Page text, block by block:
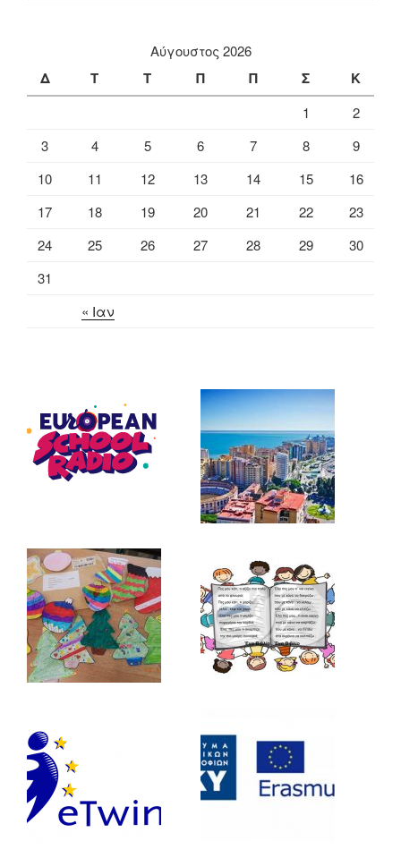
Αύγουστος 2026
Δ Τ Τ Π Π Σ Κ
« Ιαν
1
2
3
4 5 6 7 8
9
10
11 12 13 14 15
16
17
18 19 20 21 22
23
24
25 26 27 28 29
30
31